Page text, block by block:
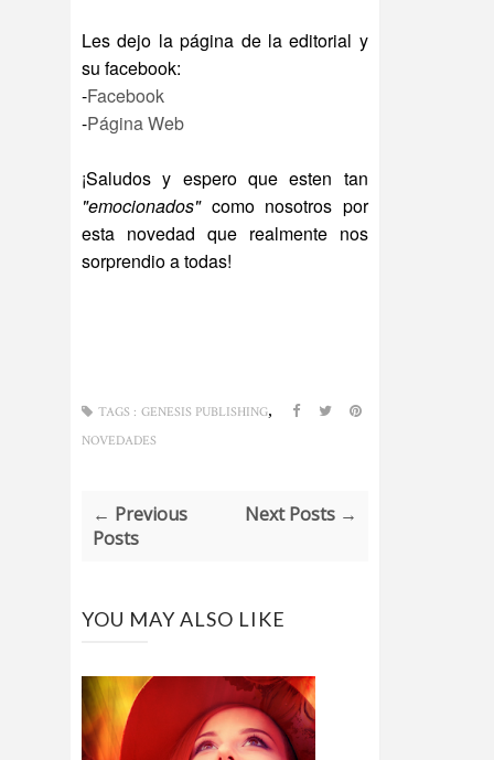
Les dejo la página de la editorial y
su facebook:
-Facebook
-Página Web
¡Saludos y espero que esten tan
"emocionados"como nosotros por
esta novedad que realmente nos
sorprendio a todas!
TAGS : GENESIS PUBLISHING,
NOVEDADES
← Previous
Posts
Next Posts →
YOU MAY ALSO LIKE